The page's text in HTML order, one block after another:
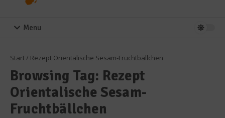
Menu
Start/ Rezept Orientalische Sesam-Fruchtbällchen
Browsing Tag: Rezept
Orientalische Sesam-
Fruchtbällchen